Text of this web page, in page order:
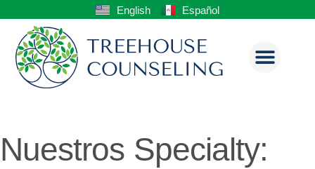
English Español
Nuestros Specialty: